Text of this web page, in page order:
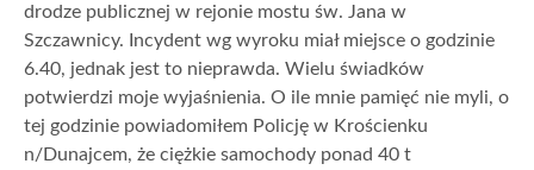
drodze publicznej w rejonie mostu św. Jana w
Szczawnicy. Incydent wg wyroku miał miejsce o godzinie
6.40, jednak jest to nieprawda. Wielu świadków
potwierdzi moje wyjaśnienia. O ile mnie pamięć nie myli, o
tej godzinie powiadomiłem Policję w Krościenku
n/Dunajcem, że ciężkie samochody ponad 40 t